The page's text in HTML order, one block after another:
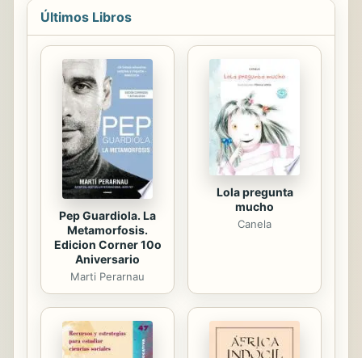
(Demolido); El Palacio Arzobispal
Miraflores; Edificio Comercial
(Vicente Villa); Mercado Cubierto de
Guayaquil (Demolido); Plaza de
Mercado (Foto); Templo de San José
; Iglesia de San José (Marinilla);
Templo de Nuestra Señora Del
Rosario (Catedral de Girardota);...
Últimos Libros
Pep Guardiola. La
Metamorfosis.
Edicion Corner 10o
Aniversario
Marti Perarnau
Lola pregunta
mucho
Canela